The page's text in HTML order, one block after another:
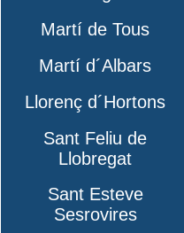
Martí de Tous
Martí d´Albars
Llorenç d´Hortons
Sant Feliu de
Llobregat
Sant Esteve
Sesrovires